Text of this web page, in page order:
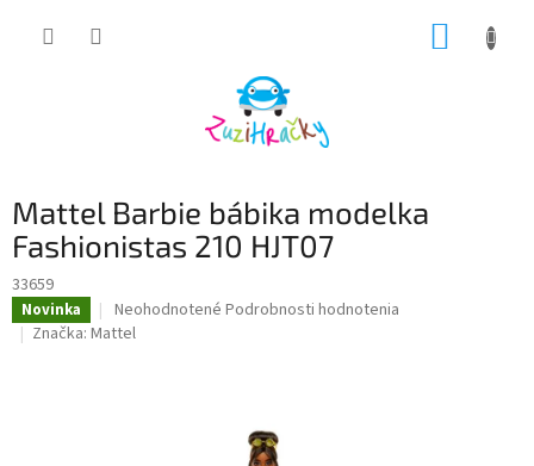
Mattel Barbie bábika modelka
Fashionistas 210 HJT07
33659
Novinka
Priemerné
hodnotenie
Neohodnotené Podrobnosti hodnotenia
Značka: Mattel